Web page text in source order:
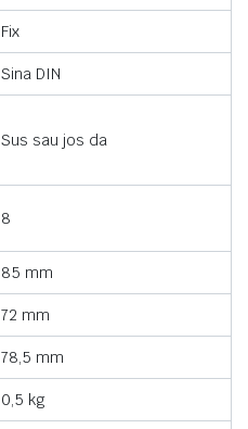
Fix
Sina DIN
Sus sau jos da
8
85 mm
72 mm
78,5 mm
0,5 kg